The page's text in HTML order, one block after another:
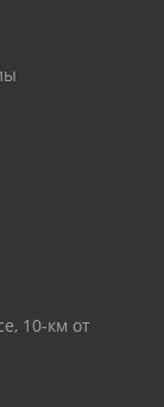
10-км от